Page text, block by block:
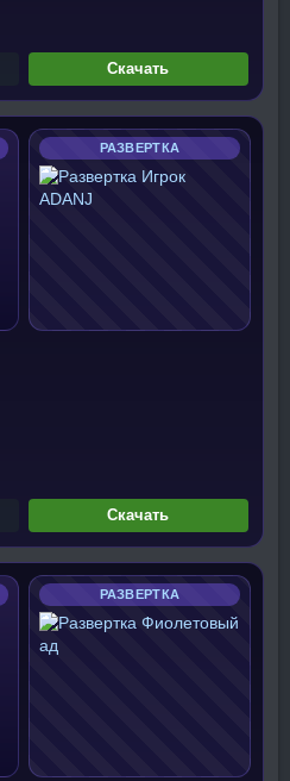
Скачать
РАЗВЕРТКА
Скачать
РАЗВЕРТКА